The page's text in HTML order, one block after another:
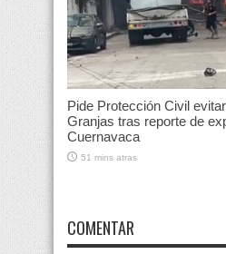
Pide Protección Civil
Granjas tras reporte de
Cuernavaca
51 mins atras
COMENTAR